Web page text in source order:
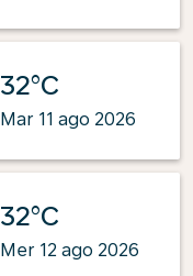
32°C
Mar 11 ago 2026
32°C
Mer 12 ago 2026